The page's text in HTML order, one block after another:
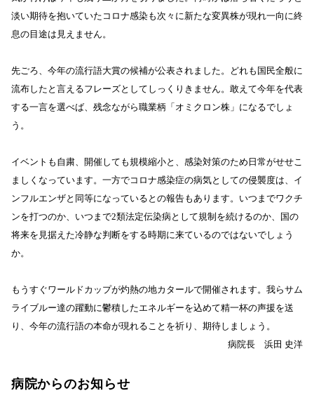
淡い期待を抱いていたコロナ感染も次々に新たな変異株が現れ一向に終
息の目途は見えません。
先ごろ、今年の流行語大賞の候補が公表されました。どれも国民全般に
流布したと言えるフレーズとしてしっくりきません。敢えて今年を代表
する一言を選べば、残念ながら職業柄「オミクロン株」になるでしょ
う。
イベントも自粛、開催しても規模縮小と、感染対策のため日常がせせこ
ましくなっています。一方でコロナ感染症の病気としての侵襲度は、イ
ンフルエンザと同等になっているとの報告もあります。いつまでワクチ
ンを打つのか、いつまで2類法定伝染病として規制を続けるのか、国の
将来を見据えた冷静な判断をする時期に来ているのではないでしょう
か。
もうすぐワールドカップが灼熱の地カタールで開催されます。我らサム
ライブルー達の躍動に鬱積したエネルギーを込めて精一杯の声援を送
り、今年の流行語の本命が現れることを祈り、期待しましょう。
病院長 浜田 史洋
病院からのお知らせ